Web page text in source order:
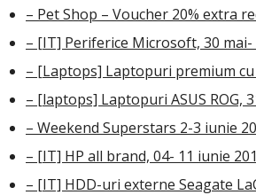
– Pet Shop – Voucher 20% extra
– [IT] Periferice Microsoft, 30 mai-
– [Laptops] Laptopuri premium
– [laptops] Laptopuri ASUS ROG,
– Weekend Superstars 2-3 iunie
– [IT] HP all brand, 04- 11 iunie
– [IT] HDD-uri externe Seagate